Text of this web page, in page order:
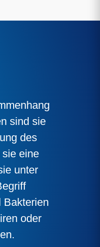
sind sie
des
eine
unter
Bakterien
oder